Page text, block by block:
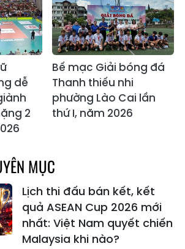
dễ
2
Bế mạc Giải bóng đá
Thanh thiếu nhi
phường Lào Cai lần
thứ I, năm 2026
MỤC
Lịch thi đấu bán kết, kết
quả ASEAN Cup 2026 mới
nhất: Việt Nam quyết chiến
Malaysia khi nào?